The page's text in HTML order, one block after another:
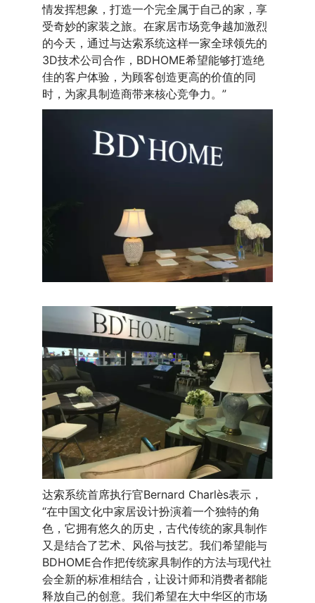
情发挥想象，打造一个完全属于自己的家，享
受奇妙的家装之旅。在家居市场竞争越加激烈
的今天，通过与达索系统这样一家全球领先的
3D技术公司合作，BDHOME希望能够打造绝
佳的客户体验，为顾客创造更高的价值的同
时，为家具制造商带来核心竞争力。”
达索系统首席执行官Bernard Charlès表示，
“在中国文化中家居设计扮演着一个独特的角
色，它拥有悠久的历史，古代传统的家具制作
又是结合了艺术、风俗与技艺。我们希望能与
BDHOME合作把传统家具制作的方法与现代社
会全新的标准相结合，让设计师和消费者都能
释放自己的创意。我们希望在大中华区的市场